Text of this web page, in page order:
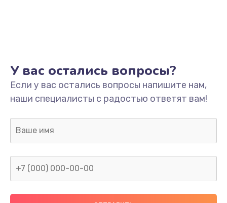
Ремонт цепей питания
2500 руб.
Замена жесткого диска
750 руб.
Заказать
У вас остались вопросы?
Если у вас остались вопросы напишите нам,
наши специалисты с радостью ответят вам!